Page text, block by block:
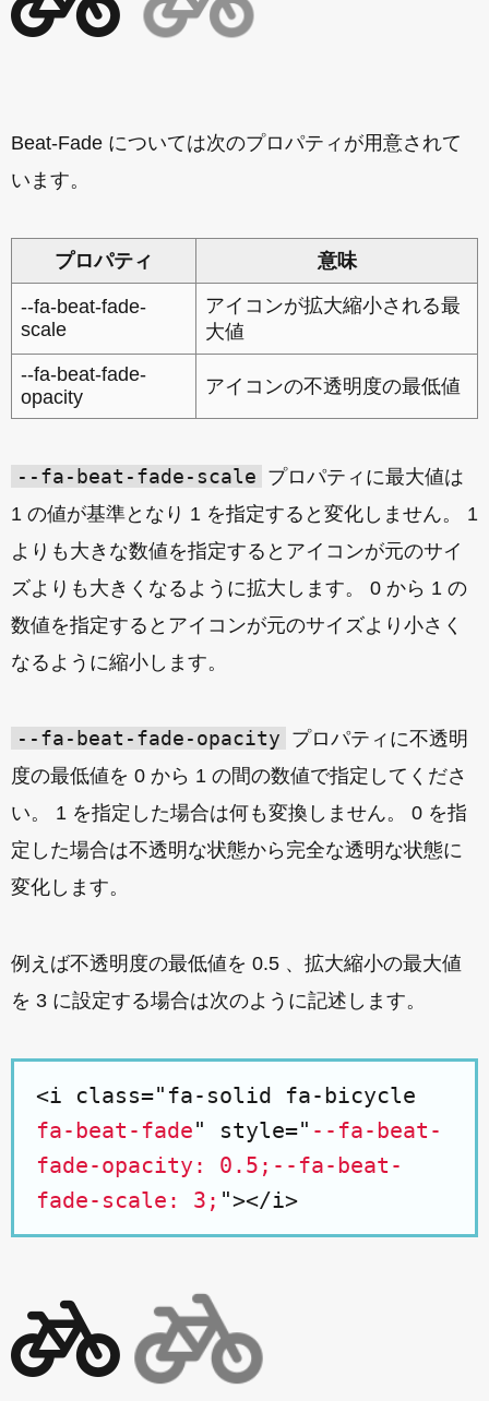
Beat-Fade については次のプロパティが用意されて
います。
プロパティ 意味
--fa-beat-fade-
scale
アイコンが拡大縮小される最
大値
--fa-beat-fade-
opacity
アイコンの不透明度の最低値
--fa-beat-fade-scale プロパティに最大値は
1 の値が基準となり 1 を指定すると変化しません。 1
よりも大きな数値を指定するとアイコンが元のサイ
ズよりも大きくなるように拡大します。 0 から 1 の
数値を指定するとアイコンが元のサイズより小さく
なるように縮小します。
--fa-beat-fade-opacity プロパティに不透明
度の最低値を 0 から 1 の間の数値で指定してくださ
い。 1 を指定した場合は何も変換しません。 0 を指
定した場合は不透明な状態から完全な透明な状態に
変化します。
例えば不透明度の最低値を 0.5 、拡大縮小の最大値
を 3 に設定する場合は次のように記述します。
<i class="fa-solid fa-bicycle
fa-beat-fade" style=" --fa-beat-
fade-opacity: 0.5;--fa-beat-
fade-scale: 3; "></i>